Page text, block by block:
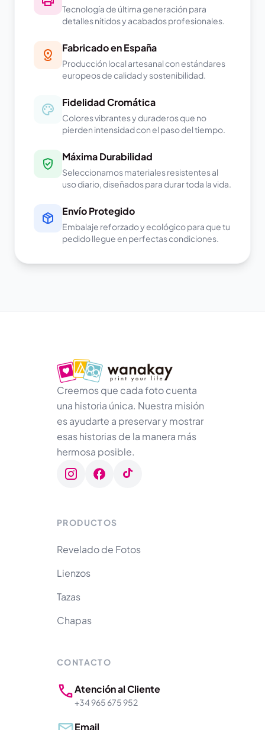
Tecnología de última generación para
detalles nítidos y acabados profesionales.
Fabricado en España
Producción local artesanal con estándares
europeos de calidad y sostenibilidad.
Fidelidad Cromática
Colores vibrantes y duraderos que no
pierden intensidad con el paso del tiempo.
Máxima Durabilidad
Seleccionamos materiales resistentes al
uso diario, diseñados para durar toda la vida.
Envío Protegido
Embalaje reforzado y ecológico para que tu
pedido llegue en perfectas condiciones.
Creemos que cada foto cuenta
una historia única. Nuestra misión
es ayudarte a preservar y mostrar
esas historias de la manera más
hermosa posible.
PRODUCTOS
Revelado de Fotos
Lienzos
Tazas
Chapas
CONTACTO
Atención al Cliente
+34 965 675 952
Email